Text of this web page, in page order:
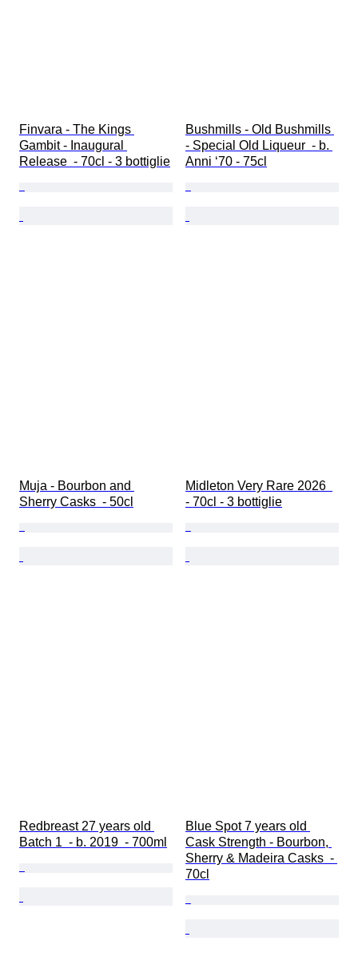
Finvara - The Kings
Gambit - Inaugural
Release  - 70cl - 3 bottiglie
Bushmills - Old Bushmills
- Special Old Liqueur  - b.
Anni ‘70 - 75cl
Muja - Bourbon and
Sherry Casks  - 50cl
Midleton Very Rare 2026
- 70cl - 3 bottiglie
Redbreast 27 years old
Batch 1  - b. 2019  - 700ml
Blue Spot 7 years old
Cask Strength - Bourbon,
Sherry & Madeira Casks  -
70cl